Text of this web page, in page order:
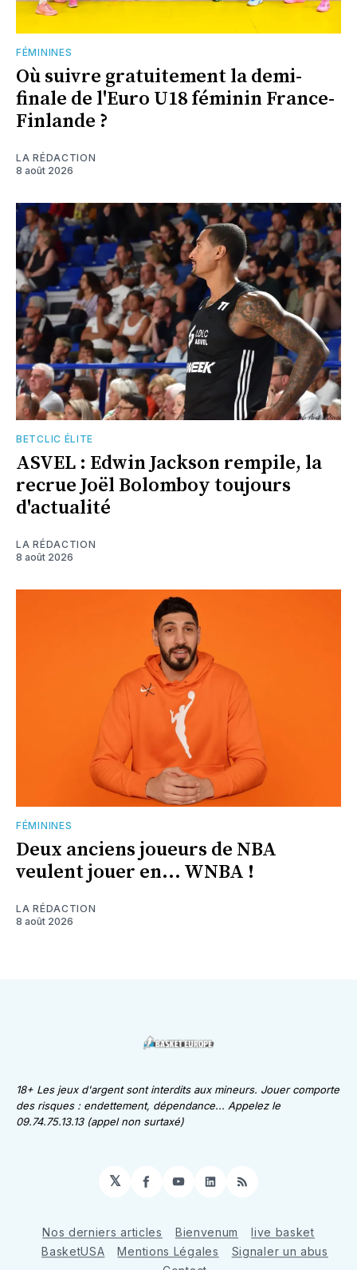
FÉMININES
Où suivre gratuitement la demi-
finale de l'Euro U18 féminin France-
Finlande ?
LA RÉDACTION
8 août 2026
BETCLIC ÉLITE
ASVEL : Edwin Jackson rempile, la
recrue Joël Bolomboy toujours
d'actualité
LA RÉDACTION
8 août 2026
FÉMININES
Deux anciens joueurs de NBA
veulent jouer en... WNBA !
LA RÉDACTION
8 août 2026
18+ Les jeux d'argent sont interdits aux mineurs. Jouer comporte
des risques : endettement, dépendance... Appelez le
09.74.75.13.13 (appel non surtaxé)
𝕏 Facebook
YouTube
LinkedIn
RSS
Nos derniers articles Bienvenum
live basket
BasketUSA
Mentions Légales
Signaler un abus